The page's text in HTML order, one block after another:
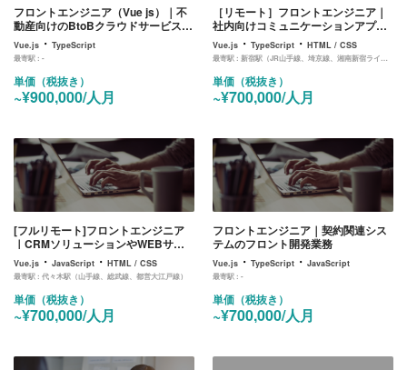
フロントエンジニア（Vue js）｜不
動産向けのBtoBクラウドサービスの
フロント開発業務
Vue.js ・ TypeScript
最寄駅 : -
単価（税抜き）
~¥900,000/人月
［リモート］フロントエンジニア｜
社内向けコミュニケーションアプリ
のフロント開発
Vue.js ・TypeScript ・HTML / CSS
最寄駅 :新宿駅（JR山手線、埼京線、湘南新宿ライン、中央線）、都庁前駅（大江戸線）
単価（税抜き）
~¥700,000/人月
[フルリモート]フロントエンジニア
｜CRMソリューションやWEBサー
ビス開発を得意としたマーケティン
グ会社でのフロント開発業務
Vue.js ・ JavaScript ・ HTML / CSS
最寄駅 : 代々木駅（山手線、総武線、都営大江戸線）
単価（税抜き）
~¥700,000/人月
フロントエンジニア｜契約関連シス
テムのフロント開発業務
Vue.js ・TypeScript ・JavaScript
最寄駅 :-
単価（税抜き）
~¥700,000/人月